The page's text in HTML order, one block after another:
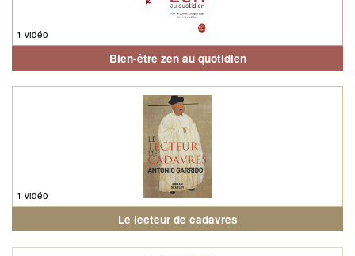
1 vidéo
Bien-être zen au quotidien
1 vidéo
Le lecteur de cadavres